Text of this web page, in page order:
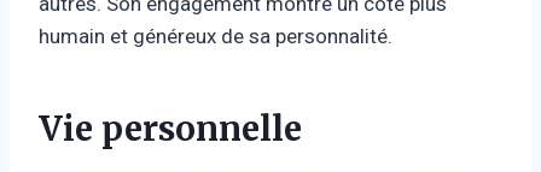
humain et généreux de sa personnalité.
Vie personnelle